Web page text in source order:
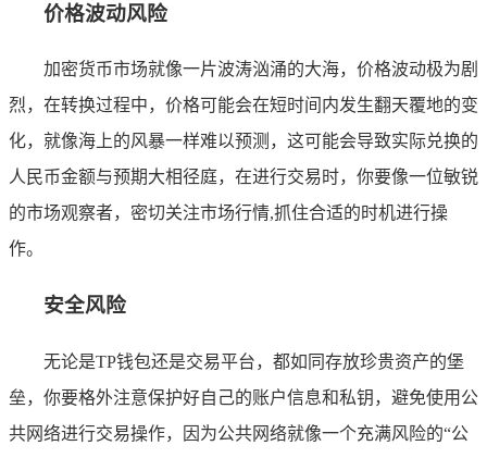
价格波动风险
加密货币市场就像一片波涛汹涌的大海，价格波动极为剧
烈，在转换过程中，价格可能会在短时间内发生翻天覆地的变
化，就像海上的风暴一样难以预测，这可能会导致实际兑换的
人民币金额与预期大相径庭，在进行交易时，你要像一位敏锐
的市场观察者，密切关注市场行情,抓住合适的时机进行操
作。
安全风险
无论是TP钱包还是交易平台，都如同存放珍贵资产的堡
垒，你要格外注意保护好自己的账户信息和私钥，避免使用公
共网络进行交易操作，因为公共网络就像一个充满风险的“公